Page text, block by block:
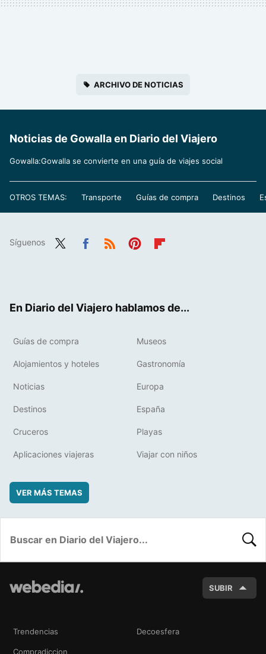
ARCHIVO DE NOTICIAS
Noticias de Gowalla en Diario del Viajero
Gowalla:Gowalla se convierte en una guía de viajes social
OTROS TEMAS: Transporte Guías de compra Destinos
Síguenos
En Diario del Viajero hablamos de...
Guías de compra Museos
Alojamientos y hoteles Gastronomía
Noticias Europa
Destinos España
Cruceros Playas
Aplicaciones viajeras Viajar con niños
VER MÁS TEMAS
SUBIR
Trendencias Decoesfera
Compradiccion